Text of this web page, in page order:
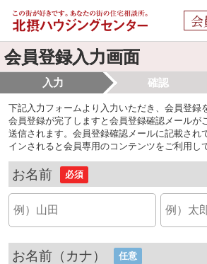
会
会員登録入力画面
入力 確認
下記入力フォームより入力いただき、会員登録
会員登録が完了しますと会員登録確認メールが
送信されます。会員登録確認メールに記載され
インされると会員専用のコンテンツをご利用し
お名前 必須
お名前（カナ） 任意